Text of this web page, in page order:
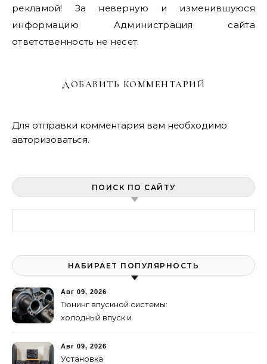
рекламой! За неверную и изменившуюся
информацию Администрация сайта
ответственность не несет.
ДОБАВИТЬ КОММЕНТАРИЙ
Для отправки комментария вам необходимо
авторизоваться.
ПОИСК ПО САЙТУ
НАБИРАЕТ ПОПУЛЯРНОСТЬ
Авг 09, 2026
Тюнинг впускной системы:
холодный впуск и
Авг 09, 2026
Установка